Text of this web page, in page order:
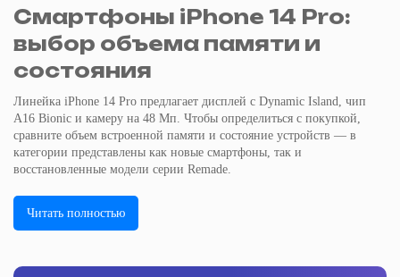
Смартфоны iPhone 14 Pro:
выбор объема памяти и
состояния
Линейка iPhone 14 Pro предлагает дисплей с Dynamic Island, чип
A16 Bionic и камеру на 48 Мп. Чтобы определиться с покупкой,
сравните объем встроенной памяти и состояние устройств — в
категории представлены как новые смартфоны, так и
восстановленные модели серии Remade.
Читать полностью